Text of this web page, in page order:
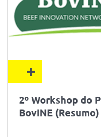
+
2º Workshop do
BovINE (Resumo)